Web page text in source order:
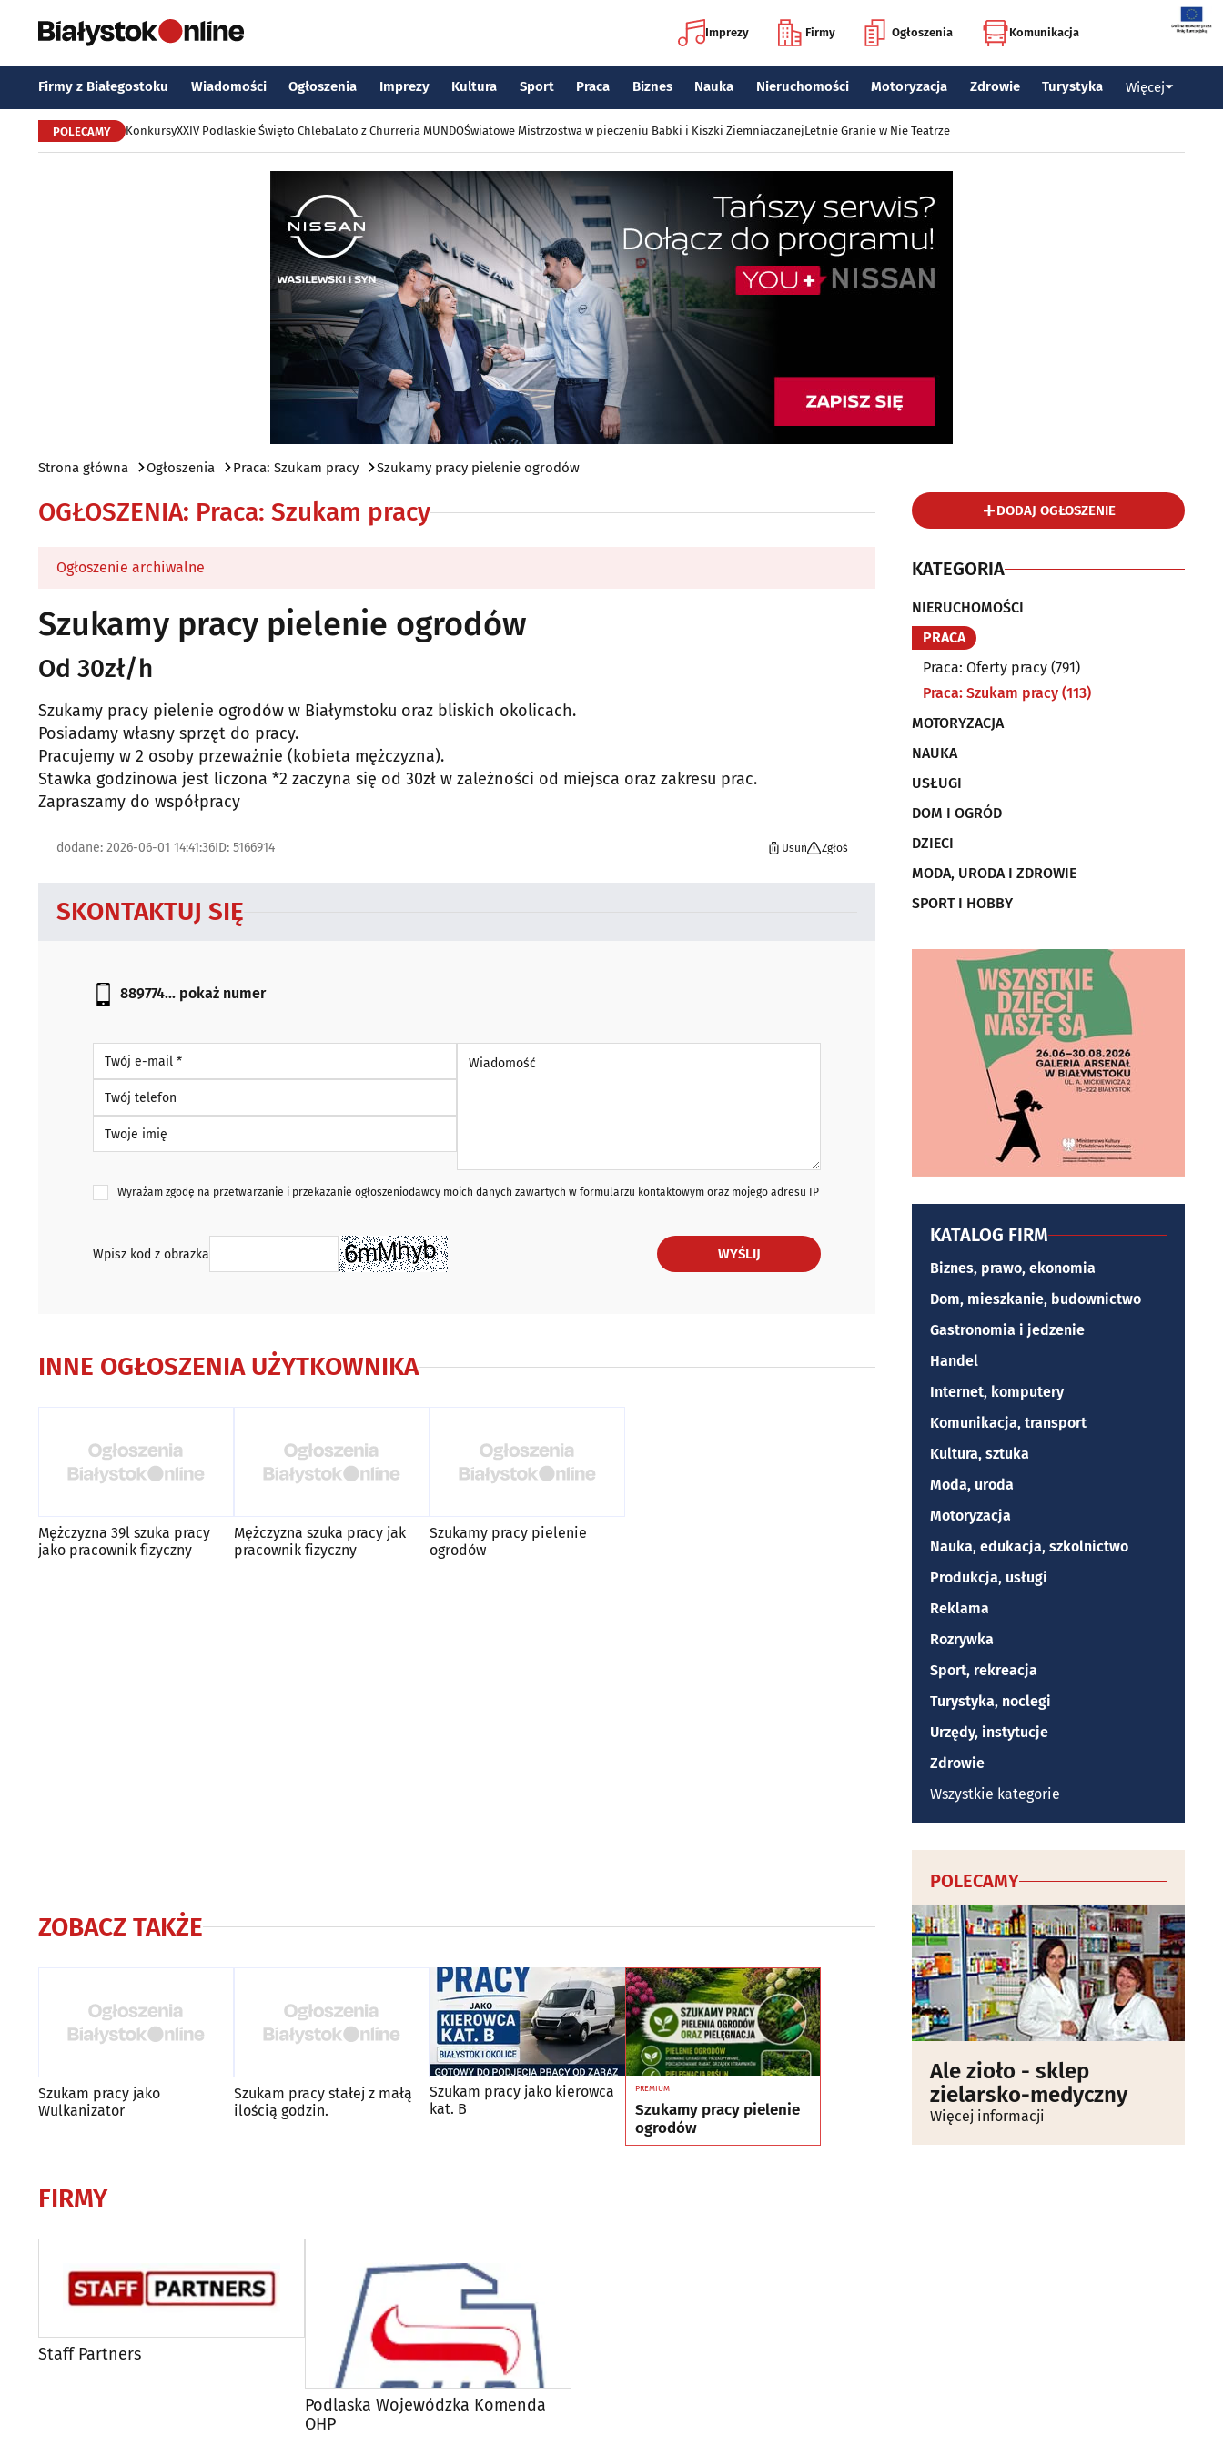
Imprezy Firmy Ogłoszenia Komunikacja
Firmy z Białegostoku Wiadomości Ogłoszenia Imprezy Kultura Sport Praca Biznes Nauka Nieruchomości Motoryzacja Zdrowie Turystyka Więcej
POLECAMY KonkursyXXIV Podlaskie Święto ChlebaLato z Churreria MUNDOŚwiatowe Mistrzostwa w pieczeniu Babki i Kiszki ZiemniaczanejLetnie Granie w Nie Teatrze
Strona główna Ogłoszenia Praca: Szukam pracy Szukamy pracy pielenie ogrodów
OGŁOSZENIA: Praca: Szukam pracy
Ogłoszenie archiwalne
Szukamy pracy pielenie ogrodów
Od 30zł/h
Szukamy pracy pielenie ogrodów w Białymstoku oraz bliskich okolicach.
Posiadamy własny sprzęt do pracy.
Pracujemy w 2 osoby przeważnie (kobieta mężczyzna).
Stawka godzinowa jest liczona *2 zaczyna się od 30zł w zależności od miejsca oraz zakresu prac.
Zapraszamy do współpracy
dodane: 2026-06-01 14:41:36ID: 5166914 Usuń Zgłoś
SKONTAKTUJ SIĘ
889774... pokaż numer
Wyrażam zgodę na przetwarzanie i przekazanie ogłoszeniodawcy moich danych zawartych w formularzu kontaktowym oraz mojego adresu IP
Wpisz kod z obrazka WYŚLIJ
INNE OGŁOSZENIA UŻYTKOWNIKA
Mężczyzna 39l szuka pracy
jako pracownik fizyczny
Mężczyzna szuka pracy jak
pracownik fizyczny
Szukamy pracy pielenie
ogrodów
ZOBACZ TAKŻE
Szukam pracy jako
Wulkanizator
Szukam pracy stałej z małą
ilością godzin.
Szukam pracy jako kierowca
kat. B
PREMIUM
Szukamy pracy pielenie
ogrodów
FIRMY
Staff Partners
Podlaska Wojewódzka Komenda
OHP
DODAJ OGŁOSZENIE
KATEGORIA
NIERUCHOMOŚCI
PRACA
Praca: Oferty pracy (791)
Praca: Szukam pracy (113)
MOTORYZACJA
NAUKA
USŁUGI
DOM I OGRÓD
DZIECI
MODA, URODA I ZDROWIE
SPORT I HOBBY
KATALOG FIRM
Biznes, prawo, ekonomia
Dom, mieszkanie, budownictwo
Gastronomia i jedzenie
Handel
Internet, komputery
Komunikacja, transport
Kultura, sztuka
Moda, uroda
Motoryzacja
Nauka, edukacja, szkolnictwo
Produkcja, usługi
Reklama
Rozrywka
Sport, rekreacja
Turystyka, noclegi
Urzędy, instytucje
Zdrowie
Wszystkie kategorie
POLECAMY
Ale zioło - sklep
zielarsko-medyczny
Więcej informacji